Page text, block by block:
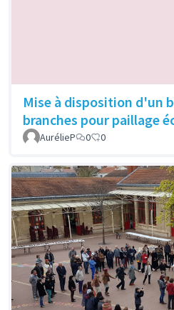
Mise à disposition d'un
branches pour paillage
AurélieP 0 0